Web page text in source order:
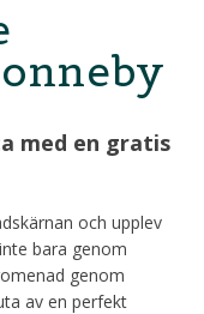
med en gratis
och upplev
bara genom
genom
av en perfekt